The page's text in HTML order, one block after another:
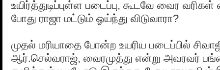
உயிர்த்துடிப்புள்ள படைப்பு, கூடவே வைர
போது ராஜா மட்டும் ஓய்ந்து விடுவாரா?
முதல் மரியாதை போன்ற உயரிய படைப்பில்
ஆர்.செல்வராஜ், வைரமுத்து என்று அவரவர்